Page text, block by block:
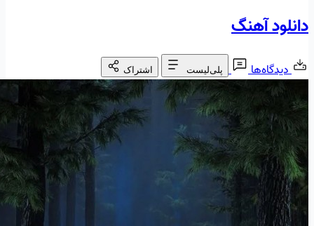
دانلود آهنگ
دیدگاه‌ها پلی‌لیست اشتراک